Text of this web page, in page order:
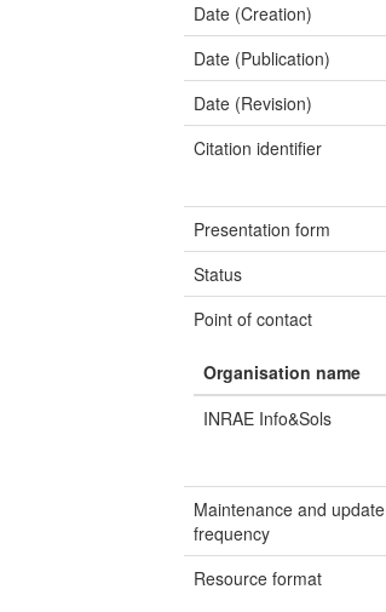
Date (Creation)
Date (Publication)
Date (Revision)
Citation identifier
Presentation form
Status
Point of contact
Organisation name
INRAE Info&Sols
Maintenance and update
frequency
Resource format